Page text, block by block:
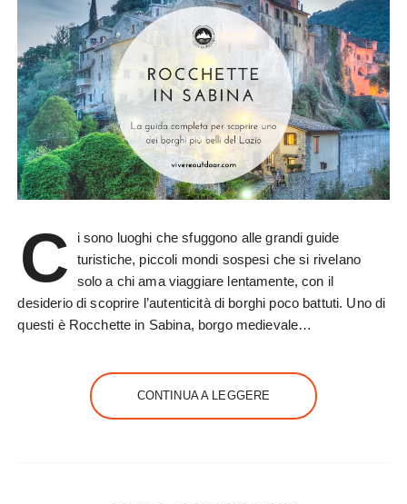
C
i sono luoghi che sfuggono alle grandi guide
turistiche, piccoli mondi sospesi che si rivelano
solo a chi ama viaggiare lentamente, con il
desiderio di scoprire l’autenticità di borghi poco battuti. Uno di
questi è Rocchette in Sabina, borgo medievale…
CONTINUA A LEGGERE